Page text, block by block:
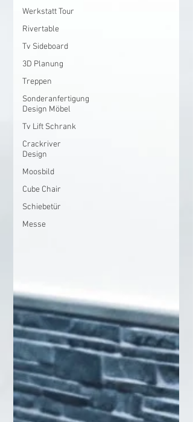
Werkstatt Tour
Rivertable
Tv Sideboard
3D Planung
Treppen
Sonderanfertigung
Design Möbel
Tv Lift Schrank
Crackriver
Design
Moosbild
Cube Chair
Schiebetür
Messe